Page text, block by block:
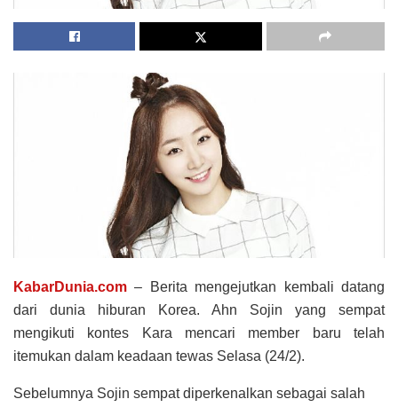
KabarDunia.com – Berita mengejutkan kembali datang
dari dunia hiburan Korea. Ahn Sojin yang sempat
mengikuti kontes Kara mencari member baru telah
itemukan dalam keadaan tewas Selasa (24/2).
Sebelumnya Sojin sempat diperkenalkan sebagai salah